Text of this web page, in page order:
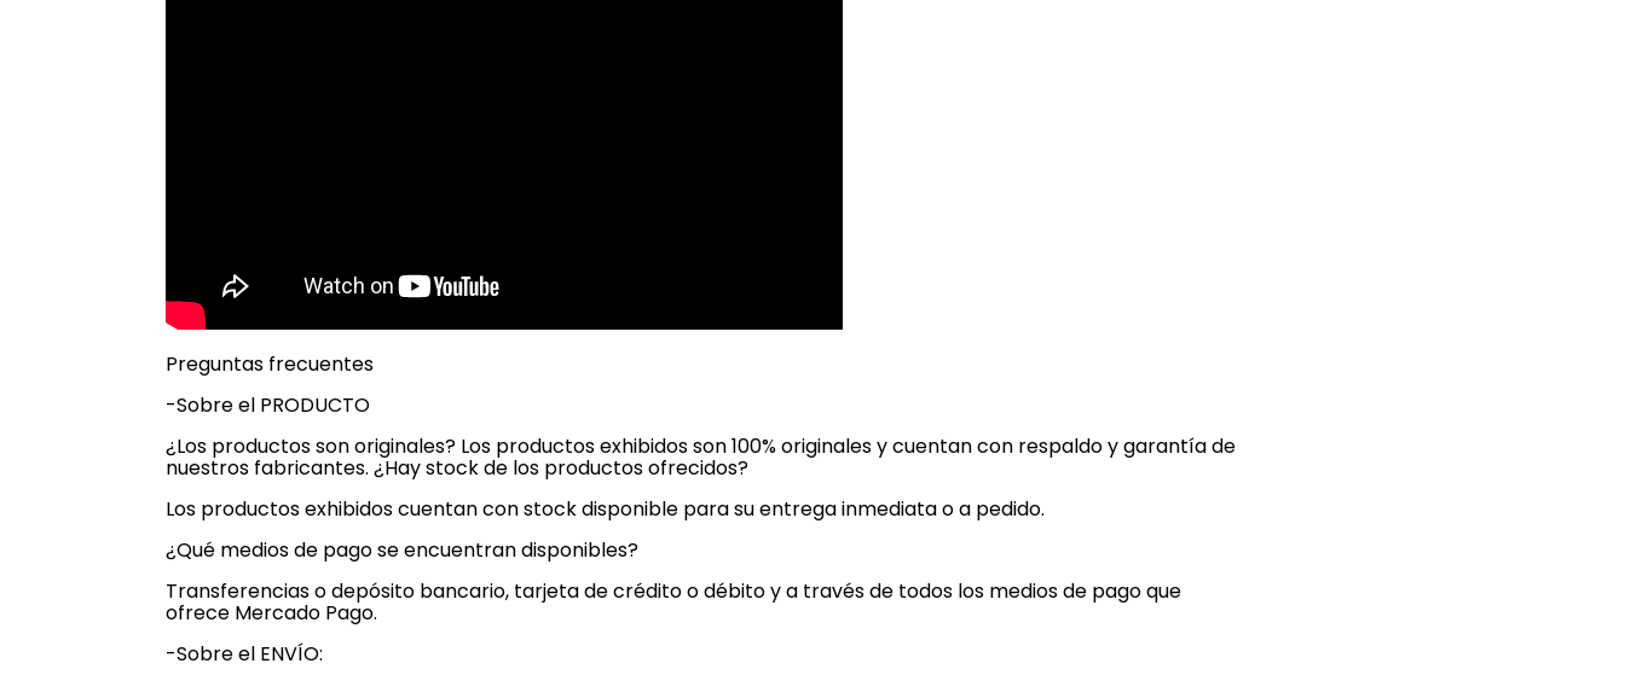
Preguntas frecuentes
-Sobre el PRODUCTO
¿Los productos son originales? Los productos exhibidos son 100% originales y cuentan con respaldo y garantía de
nuestros fabricantes. ¿Hay stock de los productos ofrecidos?
Los productos exhibidos cuentan con stock disponible para su entrega inmediata o a pedido.
¿Qué medios de pago se encuentran disponibles?
Transferencias o depósito bancario, tarjeta de crédito o débito y a través de todos los medios de pago que
ofrece Mercado Pago.
-Sobre el ENVÍO: